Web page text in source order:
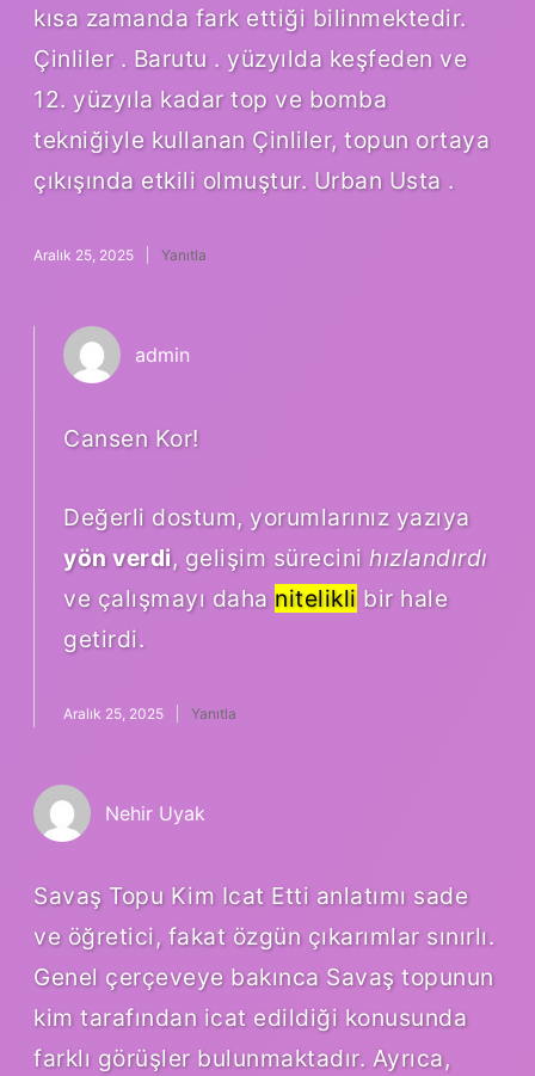
kısa zamanda fark ettiği bilinmektedir.
Çinliler . Barutu . yüzyılda keşfeden ve
12. yüzyıla kadar top ve bomba
tekniğiyle kullanan Çinliler, topun ortaya
çıkışında etkili olmuştur. Urban Usta .
Aralık 25, 2025 Yanıtla
admin
Cansen Kor!
Değerli dostum, yorumlarınız yazıya
yön verdi, gelişim sürecini hızlandırdı
ve çalışmayı daha nitelikli bir hale
getirdi.
Aralık 25, 2025 Yanıtla
Nehir Uyak
Savaş Topu Kim Icat Etti anlatımı sade
ve öğretici, fakat özgün çıkarımlar sınırlı.
Genel çerçeveye bakınca Savaş topunun
kim tarafından icat edildiği konusunda
farklı görüşler bulunmaktadır. Ayrıca,